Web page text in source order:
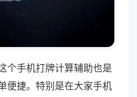
个手机打牌计算辅助也是
便捷。特别是在大家手机